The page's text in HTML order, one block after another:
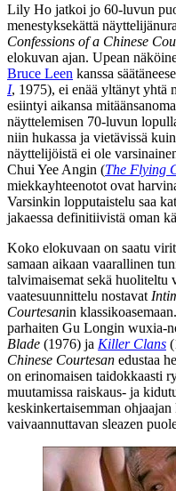
Lily Ho jatkoi jo 60‑luvun
menestyksekättä
Confessions of a Chinese
elokuvan ajan. Upean
Bruce Leen kanssa
I, 1975), ei enää yltänyt yhtä
esiintyi aikansa
näyttelemisen 70‑luvun
niin hukassa ja vietävissä
näyttelijöistä ei ole
Chui Yee Angin (The Flying
miekkayhteenotot ovat
Varsinkin lopputaistelu saa
jakaessa definitiivistä oman
Koko elokuvaan on saatu
samaan aikaan vaarallinen
talvimaisemat sekä huoliteltu
vaatesuunnittelu nostavat
Courtesanin
parhaiten Gu Longin wuxia-
Blade (1976) ja Killer Clans
Chinese Courtesan edustaa
on erinomaisen taidokkaasti
muutamissa raiskaus‑ ja
keskinkertaisemman
vaivaannuttavan sleazen